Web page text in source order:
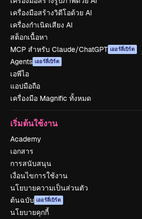
เครื่องมือสร้างวิดีโอด้วย AI
เครื่องกำเนิดเสียง AI
สต็อกเนื้อหา
MCP สำหรับ Claude/ChatGPT เออร์ลี่เบิร์ด
Agents เออร์ลี่เบิร์ด
เอพีไอ
แอปมือถือ
เครื่องมือ Magnific ทั้งหมด
เริ่มต้นใช้งาน
Academy
เอกสาร
การสนับสนุน
เงื่อนไขการใช้งาน
นโยบายความเป็นส่วนตัว
ต้นฉบับ เออร์ลี่เบิร์ด
นโยบายคุกกี้